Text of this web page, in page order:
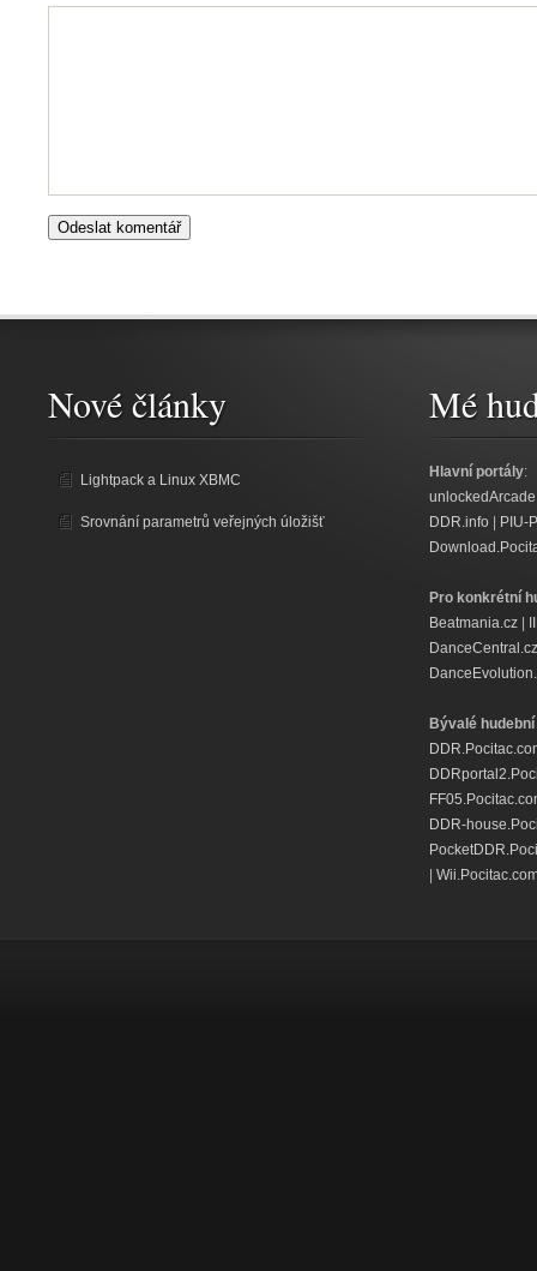
Nové články
Lightpack a Linux XBMC
Srovnání parametrů veřejných úložišť
Mé
Hlavní portály:
DDR.info
PIU-
Pro konkrétní
Beatmania.cz
DanceCentral.cz
Bývalé
DDR-